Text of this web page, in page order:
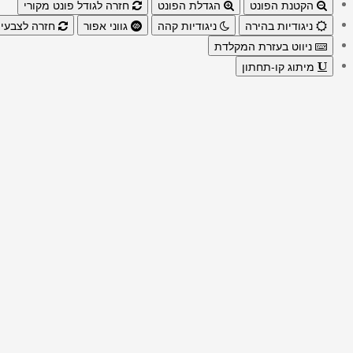
הקטנת הפונט הגדלת הפונט
חזרה לגודל פונט מקורי
ניגודיות בהירה
ניגודיות קהה גווני אפור
חזרה
ניווט בעזרת המקלדת
מיתוג קו-תחתון